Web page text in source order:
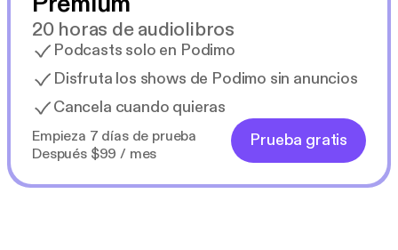
20 horas de audiolibros
Podcasts solo en Podimo
Disfruta los shows de Podimo sin anuncios
Cancela cuando quieras
Empieza 7 días de prueba
Después $99 / mes
Prueba gratis